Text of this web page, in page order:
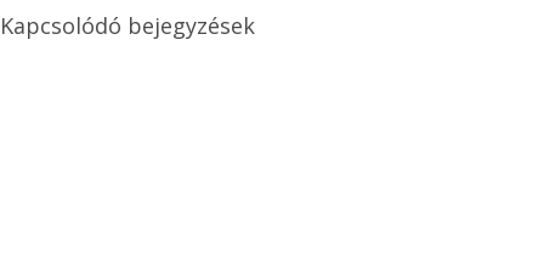
Kapcsolódó bejegyzések